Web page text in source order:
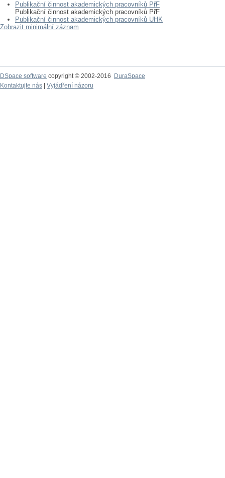
Publikační činnost akademických pracovníků PřF
Publikační činnost akademických pracovníků PřF
Publikační činnost akademických pracovníků UHK
Zobrazit minimální záznam
DSpace software copyright © 2002-2016
DuraSpace
Kontaktujte nás
Vyjádření názoru